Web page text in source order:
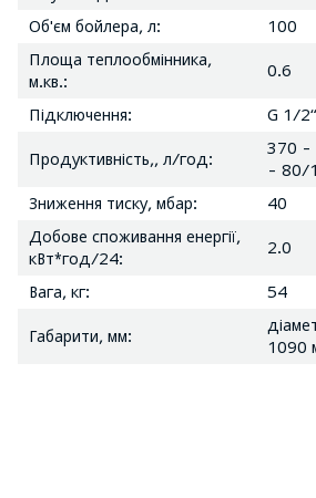
Об'єм бойлера, л:
100
Площа теплообмінника,
м.кв.:
0.6
Підключення: G 1/2“
Продуктивність,, л/год:
370 -
- 80/
Зниження тиску, мбар:
40
Добове споживання енергії,
кВт*год/24:
2.0
Вага, кг: 54
Габарити, мм:
1090